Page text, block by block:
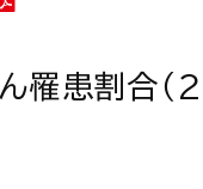
罹患割合（